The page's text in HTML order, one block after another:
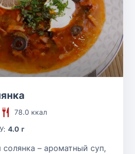
78.0 ккал
У: 4.0 г
– ароматный суп,